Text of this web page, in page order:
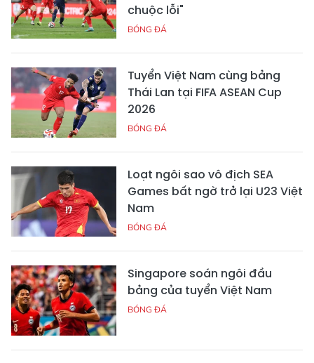
chuộc lỗi"
BÓNG ĐÁ
Tuyển Việt Nam cùng bảng
Thái Lan tại FIFA ASEAN Cup
2026
BÓNG ĐÁ
Loạt ngôi sao vô địch SEA
Games bất ngờ trở lại U23 Việt
Nam
BÓNG ĐÁ
Singapore soán ngôi đầu
bảng của tuyển Việt Nam
BÓNG ĐÁ